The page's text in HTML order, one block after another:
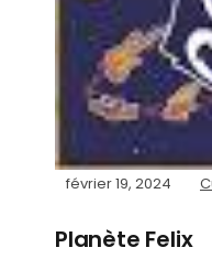
février 19, 2024
Planète Felix